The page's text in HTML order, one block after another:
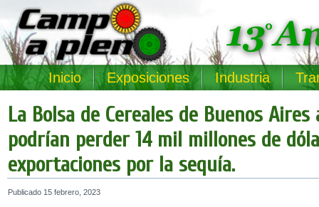
Inicio Exposiciones Industria
La Bolsa de Cereales de Buenos
podrían perder 14 mil millones de
exportaciones por la sequía.
Publicado 15 febrero, 2023